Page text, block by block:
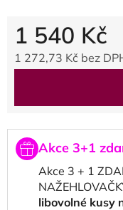
1 540 Kč
1 272,73 Kč bez
Akce 3+1
Akce 3 + 1
libovolné kusy